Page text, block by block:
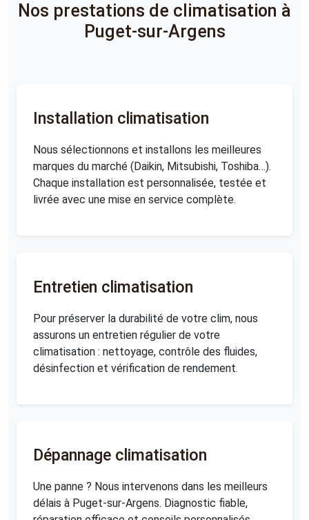
Nos prestations de climatisation à
Puget-sur-Argens
Installation climatisation
Nous sélectionnons et installons les meilleures
marques du marché (Daikin, Mitsubishi, Toshiba…).
Chaque installation est personnalisée, testée et
livrée avec une mise en service complète.
Entretien climatisation
Pour préserver la durabilité de votre clim, nous
assurons un entretien régulier de votre
climatisation : nettoyage, contrôle des fluides,
désinfection et vérification de rendement.
Dépannage climatisation
Une panne ? Nous intervenons dans les meilleurs
délais à Puget-sur-Argens. Diagnostic fiable,